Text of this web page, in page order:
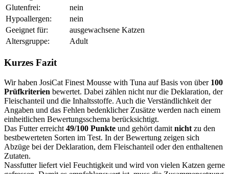
Glutenfrei:
nein
Hypoallergen:
nein
Geeignet für:
ausgewachsene Katzen
Altersgruppe:
Adult
Kurzes Fazit
Wir haben JosiCat Finest Mousse with Tuna auf Basis von über 100
Prüfkriterien bewertet. Dabei zählen nicht nur die Deklaration, der
Fleischanteil und die Inhaltsstoffe. Auch die Verständlichkeit der
Angaben und das Fehlen bedenklicher Zusätze werden nach einem
einheitlichen Bewertungsschema berücksichtigt.
Das Futter erreicht 49/100 Punkte und gehört damit nicht zu den
bestbewerteten Sorten im Test. In der Bewertung zeigen sich
Abzüge bei der Deklaration, dem Fleischanteil oder den enthaltenen
Zutaten.
Nassfutter liefert viel Feuchtigkeit und wird von vielen Katzen gerne